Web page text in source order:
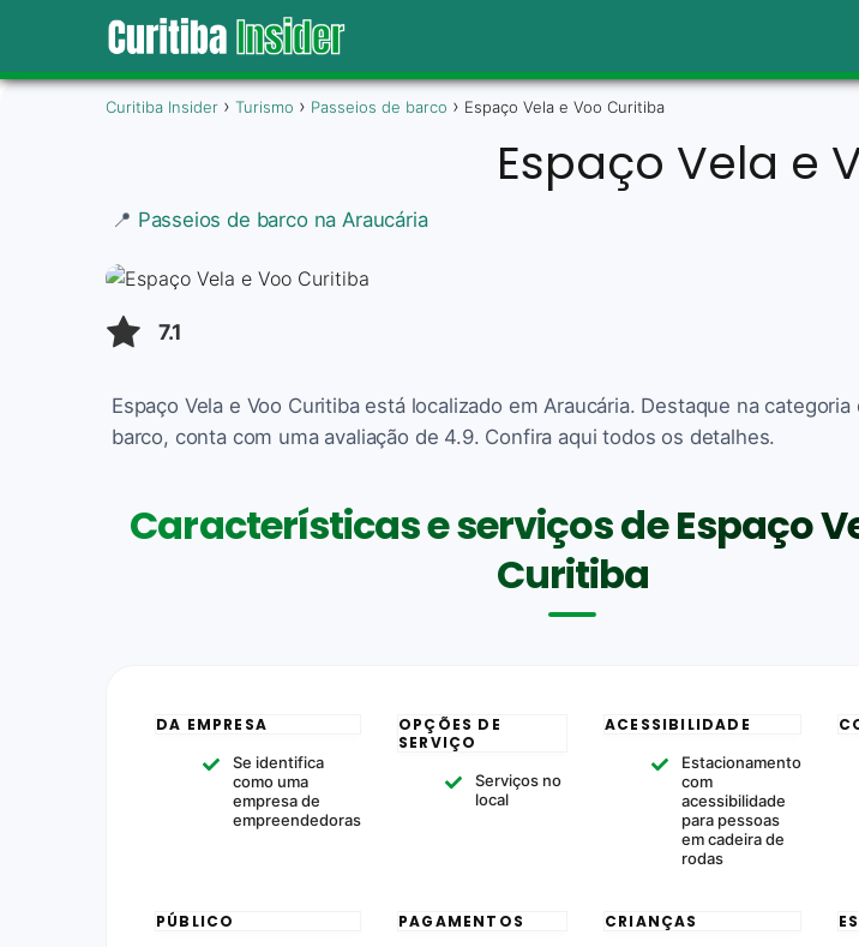
Curitiba Insider Turismo Passeios de barco Espaço Vela e Voo Curitiba
Espaço Vela e
📍 Passeios de barco na Araucária
7.1
Espaço Vela e Voo Curitiba está localizado em Araucária. Destaque na
barco, conta com uma avaliação de 4.9. Confira aqui todos os detalhes.
Características e serviços de Espaço
Curitiba
DA EMPRESA
Se identifica
como uma
empresa de
empreendedoras
OPÇÕES DE
SERVIÇO
Serviços no
local
ACESSIBILIDADE
Estacionamento
com
acessibilidade
para pessoas
em cadeira de
rodas
PÚBLICO PAGAMENTOS CRIANÇAS